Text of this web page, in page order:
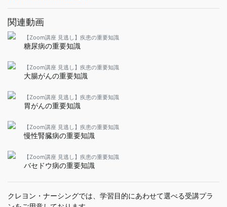
関連動画
【Zoom講座 見逃し】疾患の重要知識
糖尿病の重要知識
【Zoom講座 見逃し】疾患の重要知識
大腸がんの重要知識
【Zoom講座 見逃し】疾患の重要知識
胃がんの重要知識
【Zoom講座 見逃し】疾患の重要知識
慢性腎臓病の重要知識
【Zoom講座 見逃し】疾患の重要知識
バセドウ病の重要知識
クレヨン・ナーシングでは、学習目的にあわせて選べる受講プラ